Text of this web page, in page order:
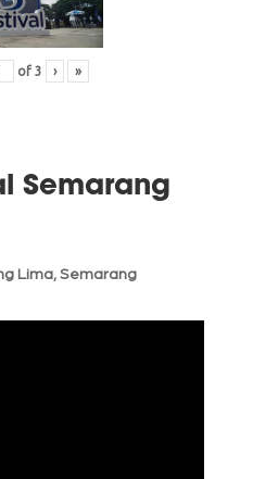
of3 › »
Semarang
Lima, Semarang